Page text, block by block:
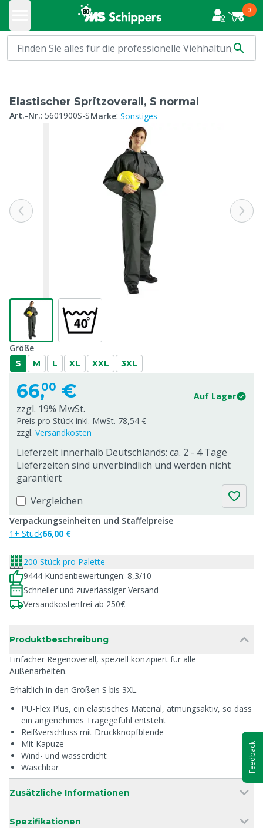
0
Elastischer Spritzoverall, S normal
Art.-Nr.: 5601900S-SMarke: Sonstiges
Größe
S M L XL XXL 3XL
66,00 € Auf Lager
zzgl. 19% MwSt.
Preis pro Stück inkl. MwSt. 78,54 €
zzgl. Versandkosten
Lieferzeit innerhalb Deutschlands: ca. 2 - 4 Tage
Lieferzeiten sind unverbindlich und werden nicht
garantiert
Vergleichen
Verpackungseinheiten und Staffelpreise
1+ Stück66,00 €
200 Stück pro Palette
9444 Kundenbewertungen: 8,3/10
Schneller und zuverlässiger Versand
Versandkostenfrei ab 250€
Produktbeschreibung
Einfacher Regenoverall, speziell konzipiert für alle
Außenarbeiten.
Erhältlich in den Größen S bis 3XL.
PU-Flex Plus, ein elastisches Material, atmungsaktiv, so dass
ein angenehmes Tragegefühl entsteht
Reißverschluss mit Druckknopfblende
Mit Kapuze
Wind- und wasserdicht
Waschbar
Zusätzliche Informationen
Spezifikationen
Feedback